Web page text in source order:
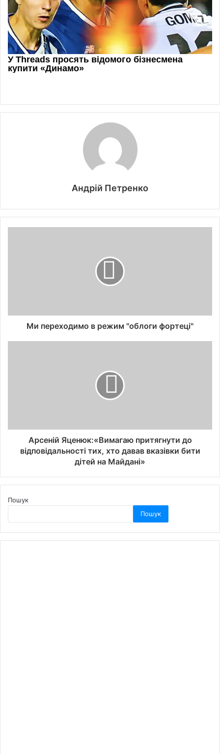
Андрій Петренко
Ми переходимо в режим "облоги фортеці"
Арсеній Яценюк:«Вимагаю притягнути до
відповідальності тих, хто давав вказівки бити
дітей на Майдані»
Пошук
Пошук